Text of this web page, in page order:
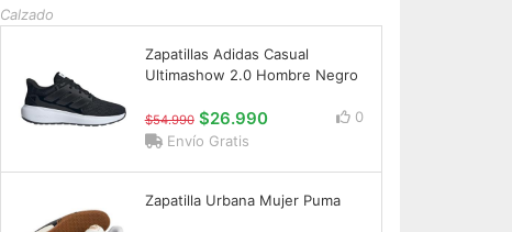
Calzado
Zapatillas Adidas Casual
Ultimashow 2.0 Hombre Negro
$54.990 $26.990
0
Envío Gratis
Zapatilla Urbana Mujer Puma